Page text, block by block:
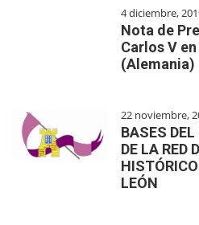
4 diciembre,
Nota de
Carlos V
(Alemania)
22 noviembre,
BASES
DE LA RED
LEÓN